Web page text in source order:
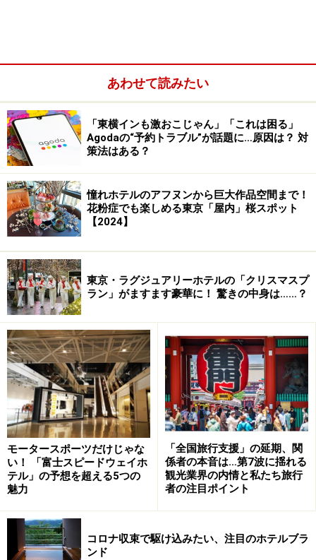
今回は、全国各地のビジネスホテルでたくさんの朝食を
食べ歩いてきたホテル評論家のガイドが、上記4つの大
手ビジネスホテルチェーンで提供されている無料朝食の
特徴をお伝えします。
まずは、東横インの無料朝食を紹介しましょう！
東横イン パンはもちろん炊き込みご飯な
ども魅力
パンも人気の東横イン無料朝食
東横インは、全国に約250店舗展開されている代表的な
ビジネスホテルチェーンです。そんな東横インの無料朝
食は“お母さんの優しい味” “あったかい手作り”をコンセ
プトに、おにぎりに簡単なおかずや味噌汁の他、パンも
提供されています。
店舗によっては炊き込みご飯も！
採れたて野菜や地元米など「その土地ならでは」の素材
をふんだんに取り入れて作られています。店舗によって
はカレーや炊き込みご飯、ちらし寿司なども日替わりで
提供されているケースもあります。
あわせて読みたい
「東横インも激おこじゃん」「これは困る」
Agodaの“予約トラブル”が話題に…原因は？ 対
策法はある？
憧れホテルのアフヌンから巨大作品空間まで！
花粉症でも楽しめる東京「屋内」桜スポット
【2024】
東京・ラグジュアリーホテルの「クリスマスプ
ラン」がますます豪華に！ 驚きの中身は……？
モータースポーツだけじゃな
い！ 「富士スピードウェイホ
テル」の予想を超える5つの
魅力
「全国旅行支援」の延期、関
係者の本音は…第7波に揺れる
観光業界の内情と私たち旅行
者の注目ポイント
コロナ収束で駆け込みたい、注目のホテルブラ
ンド